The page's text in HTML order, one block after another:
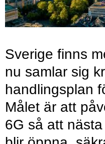
Sverige finns
nu samlar sig
handlingsplan
Målet är att
6G så att